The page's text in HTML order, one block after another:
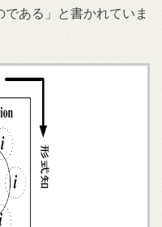
ある」と書かれていま